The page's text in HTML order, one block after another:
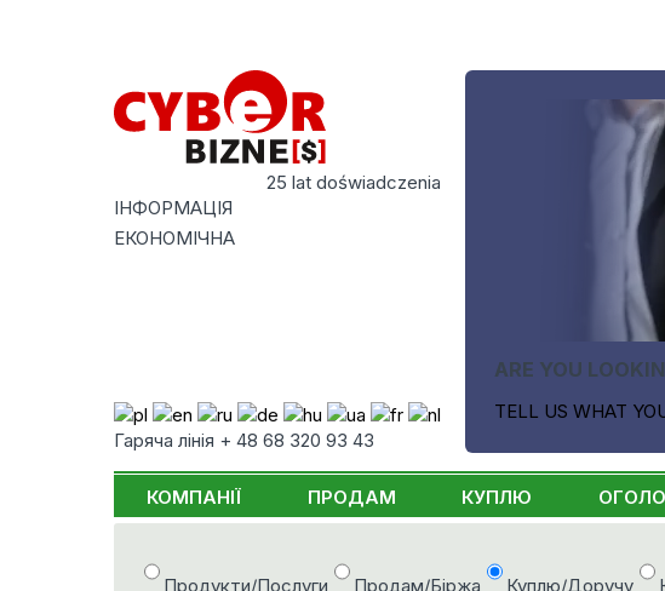
25 lat doświadczenia
ІНФОРМАЦІЯ
ЕКОНОМІЧНА
Гаряча лінія + 48 68 320 93 43
ARE YOU
TELL US WHAT
КОМПАНІЇ ПРОДАМ КУПЛЮ
Продукти/Послуги Продам/Біржа Куплю/Доручу